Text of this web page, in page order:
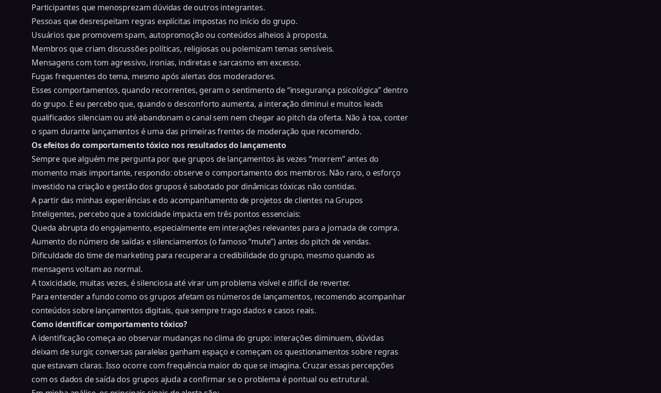
Participantes que menosprezam dúvidas de outros integrantes.
Pessoas que desrespeitam regras explícitas impostas no início do grupo.
Usuários que promovem spam, autopromoção ou conteúdos alheios à proposta.
Membros que criam discussões políticas, religiosas ou polemizam temas sensíveis.
Mensagens com tom agressivo, ironias, indiretas e sarcasmo em excesso.
Fugas frequentes do tema, mesmo após alertas dos moderadores.
Esses comportamentos, quando recorrentes, geram o sentimento de “insegurança psicológica” dentro
do grupo. E eu percebo que, quando o desconforto aumenta, a interação diminui e muitos leads
qualificados silenciam ou até abandonam o canal sem nem chegar ao pitch da oferta. Não à toa, conter
o spam durante lançamentos é uma das primeiras frentes de moderação que recomendo.
Os efeitos do comportamento tóxico nos resultados do lançamento
Sempre que alguém me pergunta por que grupos de lançamentos às vezes “morrem” antes do
momento mais importante, respondo: observe o comportamento dos membros. Não raro, o esforço
investido na criação e gestão dos grupos é sabotado por dinâmicas tóxicas não contidas.
A partir das minhas experiências e do acompanhamento de projetos de clientes na Grupos
Inteligentes, percebo que a toxicidade impacta em três pontos essenciais:
Queda abrupta do engajamento, especialmente em interações relevantes para a jornada de compra.
Aumento do número de saídas e silenciamentos (o famoso “mute”) antes do pitch de vendas.
Dificuldade do time de marketing para recuperar a credibilidade do grupo, mesmo quando as
mensagens voltam ao normal.
A toxicidade, muitas vezes, é silenciosa até virar um problema visível e difícil de reverter.
Para entender a fundo como os grupos afetam os números de lançamentos, recomendo acompanhar
conteúdos sobre lançamentos digitais, que sempre trago dados e casos reais.
Como identificar comportamento tóxico?
A identificação começa ao observar mudanças no clima do grupo: interações diminuem, dúvidas
deixam de surgir, conversas paralelas ganham espaço e começam os questionamentos sobre regras
que estavam claras. Isso ocorre com frequência maior do que se imagina. Cruzar essas percepções
com os dados de saída dos grupos ajuda a confirmar se o problema é pontual ou estrutural.